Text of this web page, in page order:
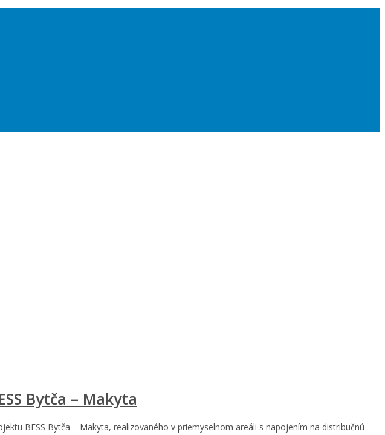
Bytča – Makyta
BESS Bytča – Makyta, realizovaného v priemyselnom areáli s napojením na distribučnú